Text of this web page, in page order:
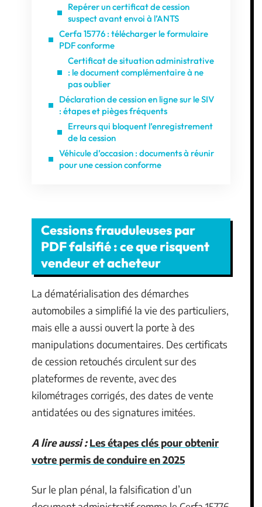
Repérer un certificat de cession
suspect avant envoi à l’ANTS
Cerfa 15776 : télécharger le formulaire
PDF conforme
Certificat de situation administrative
: le document complémentaire à ne
pas oublier
Déclaration de cession en ligne sur le SIV
: étapes et pièges fréquents
Erreurs qui bloquent l’enregistrement
de la cession
Véhicule d’occasion : documents à réunir
pour une cession conforme
Cessions frauduleuses par
PDF falsifié : ce que risquent
vendeur et acheteur
La dématérialisation des démarches
automobiles a simplifié la vie des particuliers,
mais elle a aussi ouvert la porte à des
manipulations documentaires. Des certificats
de cession retouchés circulent sur des
plateformes de revente, avec des
kilométrages corrigés, des dates de vente
antidatées ou des signatures imitées.
A lire aussi : Les étapes clés pour obtenir
votre permis de conduire en 2025
Sur le plan pénal, la falsification d’un